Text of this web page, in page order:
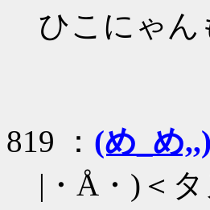
ひこにゃん
819 ： (め_め,,)
|・Å・)＜